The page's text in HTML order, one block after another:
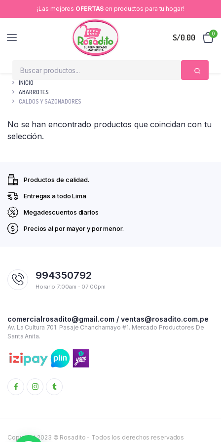
¡Las mejores OFERTAS en productos para tu hogar!
S/0.00 0
INICIO
ABARROTES
CALDOS Y SAZONADORES
No se han encontrado productos que coincidan con tu
selección.
Productos de calidad.
Entregas a todo Lima
Megadescuentos diarios
Precios al por mayor y por menor.
994350792
Horario 7:00am - 07:00pm
comercialrosadito@gmail.com / ventas@rosadito.com.pe
Av. La Cultura 701. Pasaje Chanchamayo #1. Mercado Productores De
Santa Anita.
Copyright 2023 © Rosadito - Todos los derechos reservados